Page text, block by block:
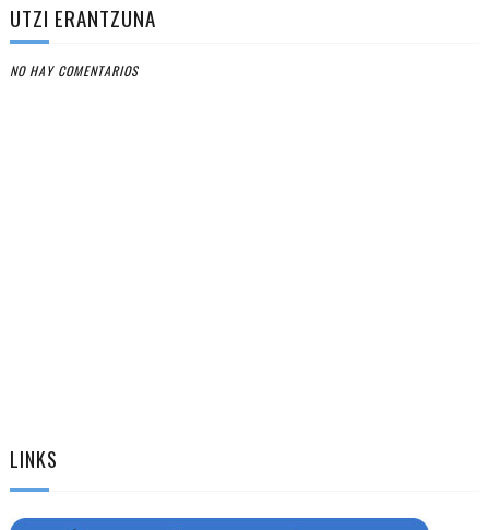
UTZI ERANTZUNA
NO HAY COMENTARIOS
LINKS